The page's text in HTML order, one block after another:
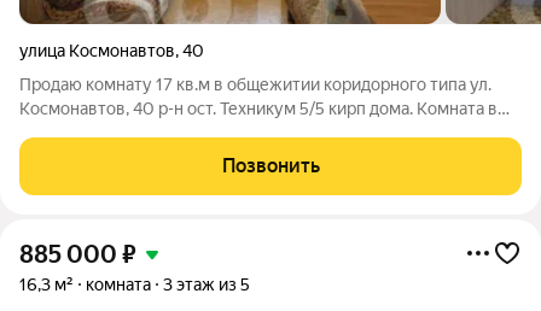
улица Космонавтов,40
Продаю комнату 17 кв.м в общежитии коридорного типа ул.
Космонавтов, 40 р-н ост. Техникум 5/5 кирп дома. Комната в
пластиковое окно, металлическая дверь, не угловая. все
удобства на этаже. Все,
Позвонить
885 000 ₽
16,3 м² комната 3 этаж из 5